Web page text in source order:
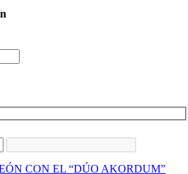
CON EL “DÚO AKORDUM”